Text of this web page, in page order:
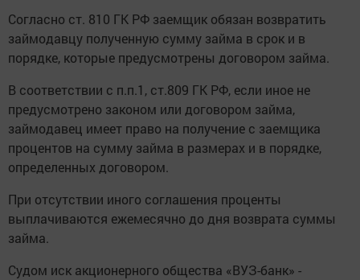
Согласно ст. 810 ГК РФ заемщик обязан возвратить
займодавцу полученную сумму займа в срок и в
порядке, которые предусмотрены договором займа.
В соответствии с п.п.1, ст.809 ГК РФ, если иное не
предусмотрено законом или договором займа,
займодавец имеет право на получение с заемщика
процентов на сумму займа в размерах и в порядке,
определенных договором.
При отсутствии иного соглашения проценты
выплачиваются ежемесячно до дня возврата суммы
займа.
Судом иск акционерного общества «ВУЗ-банк» -